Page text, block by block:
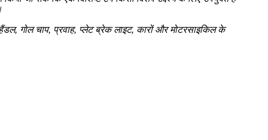
गोल चाप, प्रवाह, प्लेट ब्रेक लाइट, कारों और मोटरसाइकिल के